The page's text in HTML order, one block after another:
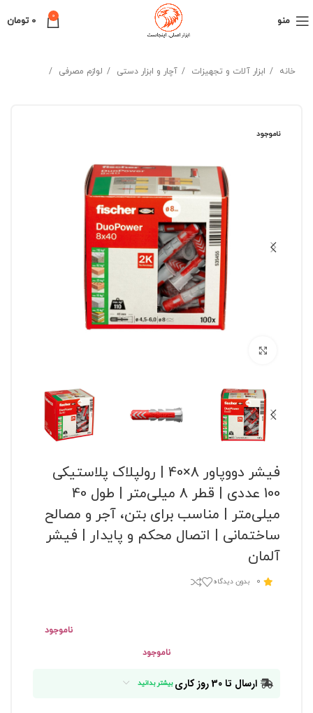
منو 0
0 تومان
خانه ابزار آلات و تجهیزات آچار و ابزار دستی لوازم مصرفی
ناموجود
فیشر دووپاور 8×40 | رولپلاک پلاستیکی
100 عددی | قطر 8 میلی‌متر | طول 40
میلی‌متر | مناسب برای بتن، آجر و مصالح
ساختمانی | اتصال محکم و پایدار | فیشر
آلمان
0 بدون دیدگاه
ناموجود
ناموجود
ارسال تا 30 روز کاری بیشتر بدانید